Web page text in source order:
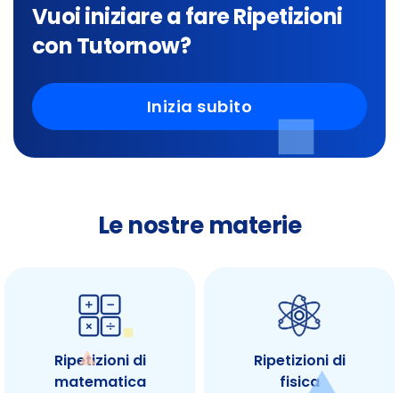
Vuoi iniziare a fare Ripetizioni
con Tutornow?
Inizia subito
Le nostre materie
Ripetizioni di
matematica
Ripetizioni di
fisica